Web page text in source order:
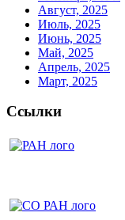
Август, 2025
Июль, 2025
Июнь, 2025
Май, 2025
Апрель, 2025
Март, 2025
Ссылки